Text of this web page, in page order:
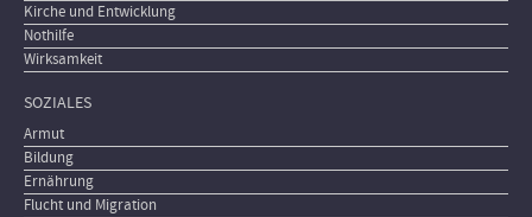
Kirche und Entwicklung
Nothilfe
Wirksamkeit
SOZIALES
Armut
Bildung
Ernährung
Flucht und Migration